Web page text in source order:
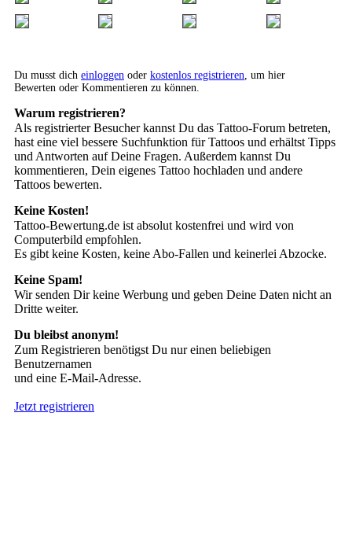
Du musst dich einloggen oder kostenlos registrieren , um hier
Bewerten oder Kommentieren zu können.
Warum registrieren?
Als registrierter Besucher kannst Du das Tattoo-Forum betreten,
hast eine viel bessere Suchfunktion für Tattoos und erhältst Tipps
und Antworten auf Deine Fragen. Außerdem kannst Du
kommentieren, Dein eigenes Tattoo hochladen und andere
Tattoos bewerten.
Keine Kosten!
Tattoo-Bewertung.de ist absolut kostenfrei und wird von
Computerbild empfohlen.
Es gibt keine Kosten, keine Abo-Fallen und keinerlei Abzocke.
Keine Spam!
Wir senden Dir keine Werbung und geben Deine Daten nicht an
Dritte weiter.
Du bleibst anonym!
Zum Registrieren benötigst Du nur einen beliebigen
Benutzernamen
und eine E-Mail-Adresse.
Jetzt registrieren